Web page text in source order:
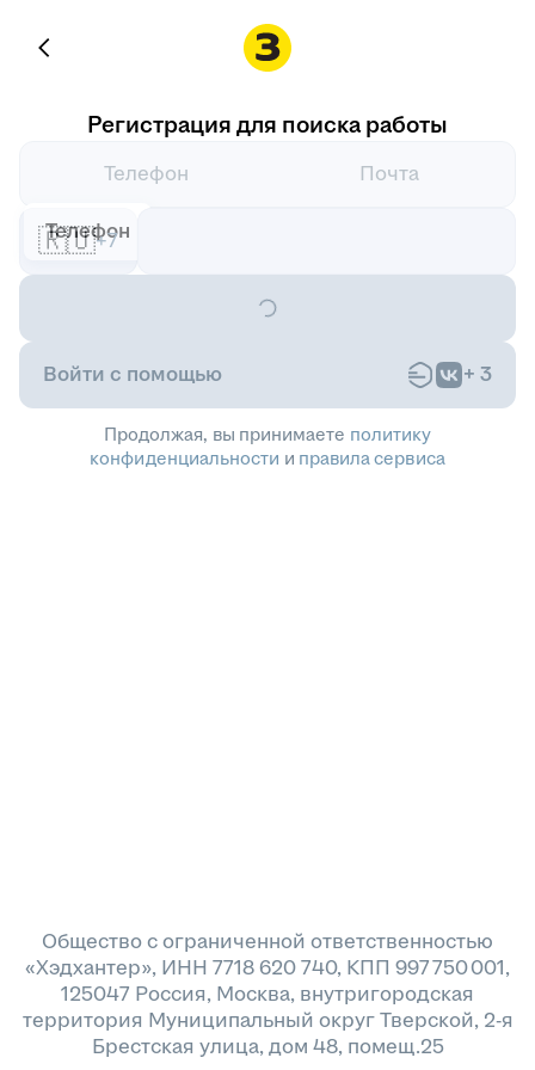
Регистрация для поиска работы
Телефон
Телефон
Почта
🇷🇺+7
Войти с помощью + 3
Продолжая, вы принимаете политику
конфиденциальности и правила сервиса
Общество с ограниченной ответственностью
«Хэдхантер», ИНН 7718 620 740, КПП 997 750 001,
125047 Россия, Москва, внутригородская
территория Муниципальный округ Тверской, 2-я
Брестская улица, дом 48, помещ.25